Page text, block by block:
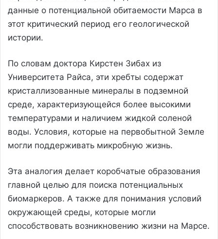
данные о потенциальной обитаемости Марса в
этот критический период его геологической
истории.
По словам доктора Кирстен Зибах из
Университета Райса, эти хребты содержат
кристаллизованные минералы в подземной
среде, характеризующейся более высокими
температурами и наличием жидкой соленой
воды. Условия, которые на первобытной Земле
могли поддерживать микробную жизнь.
Эта аналогия делает коробчатые образования
главной целью для поиска потенциальных
биомаркеров. А также для понимания условий
окружающей среды, которые могли
способствовать возникновению жизни на Марсе.